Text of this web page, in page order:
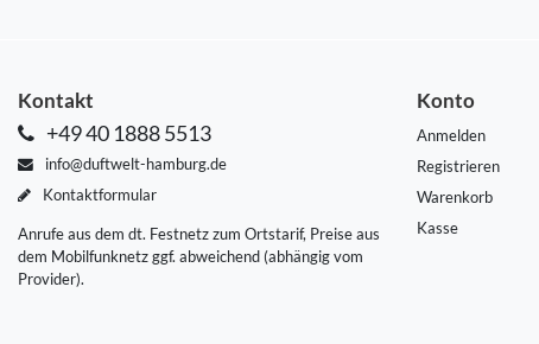
Kontakt
+49 40 1888 5513
info@duftwelt-hamburg.de
Kontaktformular
Anrufe aus dem dt. Festnetz zum Ortstarif, Preise aus
dem Mobilfunknetz ggf. abweichend (abhängig vom
Provider).
Konto
Anmelden
Registrieren
Warenkorb
Kasse